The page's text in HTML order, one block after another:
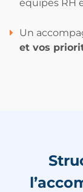
équipes RH
Un
et vos